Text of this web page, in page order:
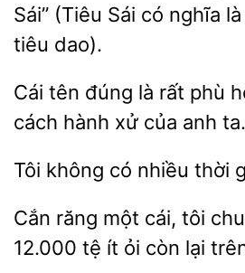
Sái” (Tiêu Sái có nghĩa
tiêu dao).
Cái tên
là rất phù
cách
xử của anh
không có thời
Cắn răng một cái, tôi
12.000 tệ ít ỏi còn